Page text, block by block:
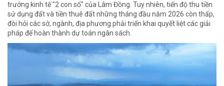
trưởng kinh tế "2 con số" của Lâm Đồng. Tuy nhiên, tiến độ thu tiền
sử dụng đất và tiền thuê đất những tháng đầu năm 2026 còn thấp,
đòi hỏi các sở, ngành, địa phương phải triển khai quyết liệt các giải
pháp để hoàn thành dự toán ngân sách.